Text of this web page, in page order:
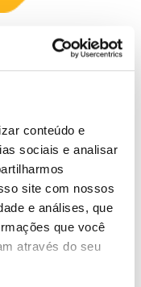
conteúdo e
sociais e analisar
site com nossos
e análises, que
que você
através do seu
de Ferramentas